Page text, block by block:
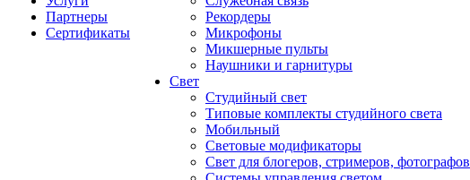
Партнеры
Сертификаты
Рекордеры
Микрофоны
Микшерные пульты
Наушники и гарнитуры
Свет
Студийный свет
Типовые комплекты студийного света
Мобильный
Световые модификаторы
Свет для блогеров, стримеров, фотографов